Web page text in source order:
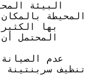
المحيطة
بها
المحتمل
تنظيف سربنتينة